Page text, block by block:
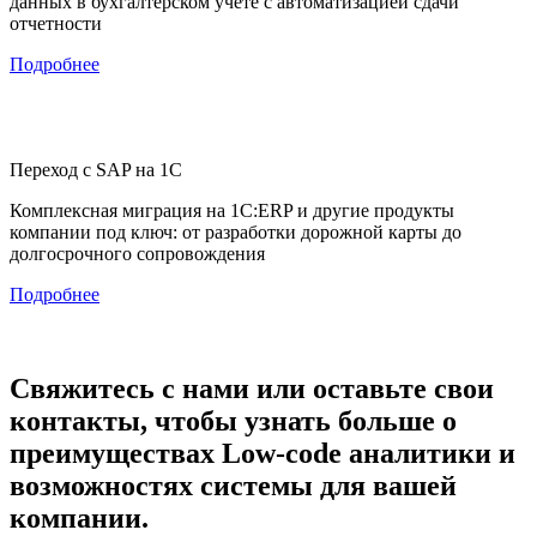
отчетности
Подробнее
Переход с SAP на 1С
Комплексная миграция на 1С:ERP и другие продукты
компании под ключ: от разработки дорожной карты до
долгосрочного сопровождения
Подробнее
Свяжитесь с нами или оставьте свои
контакты, чтобы узнать больше о
преимуществах Low-code аналитики и
возможностях системы для вашей
компании.